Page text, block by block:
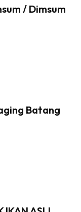
/ Dimsum
Batang